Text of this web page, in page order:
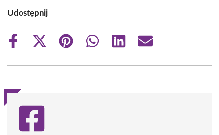
Udostępnij
Share
Share
(Twitter)
Share
Share
Share
Share